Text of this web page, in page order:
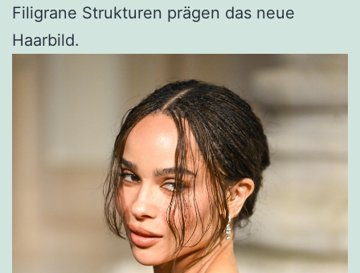
Filigrane Strukturen prägen das neue
Haarbild.